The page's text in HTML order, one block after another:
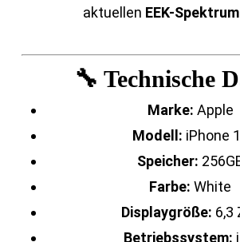
aktuellen EEK-
🔧 Technische
Marke: Apple
Modell: iPhone
Speicher:
Farbe: White
Displaygröße: 6,3
Betriebssystem: